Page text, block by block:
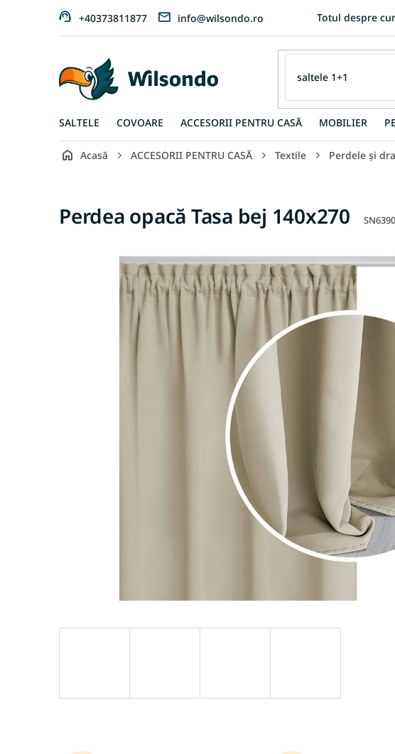
+40373811877 info@wilsondo.ro Totul despre
SALTELE COVOARE ACCESORII PENTRU CASĂ MOBILIER
Acasă ACCESORII PENTRU CASĂ Textile Perdele și
Perdea opacă Tasa bej 140x270